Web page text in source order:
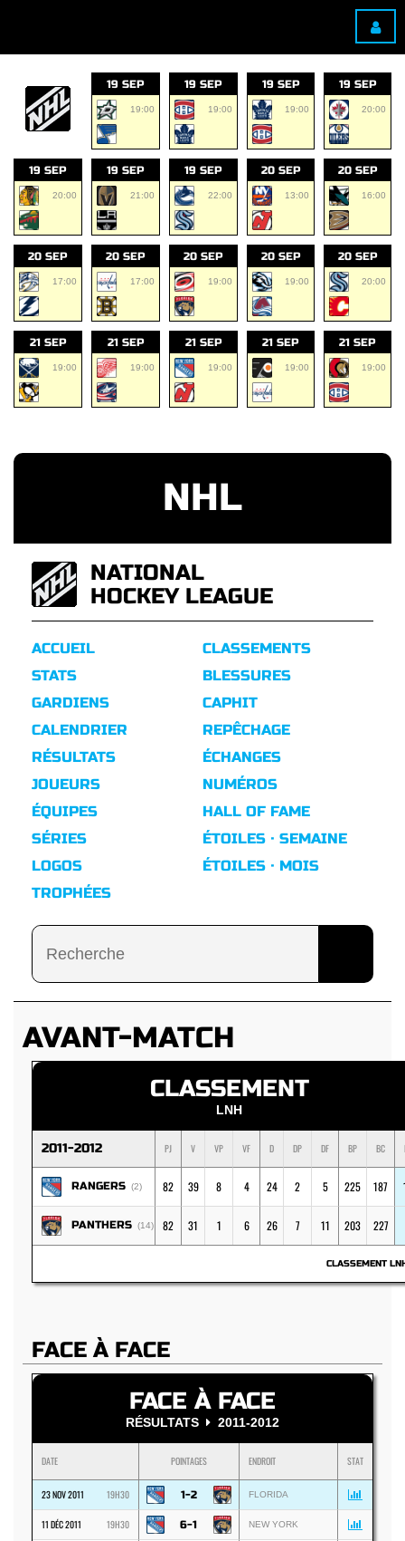
19 SEP
19:00
19 SEP
19:00
19 SEP
19:00
19 SEP
20:00
19 SEP
20:00
19 SEP
21:00
19 SEP
22:00
20 SEP
13:00
20 SEP
16:00
20 SEP
17:00
20 SEP
17:00
20 SEP
19:00
20 SEP
19:00
20 SEP
20:00
21 SEP
19:00
21 SEP
19:00
21 SEP
19:00
21 SEP
19:00
21 SEP
19:00
NHL
NATIONAL
HOCKEY LEAGUE
ACCUEIL
STATS
GARDIENS
CALENDRIER
RÉSULTATS
CLASSEMENTS
BLESSURES
CAPHIT
REPÊCHAGE
ÉCHANGES
JOUEURS
ÉQUIPES
SÉRIES
LOGOS
TROPHÉES
NUMÉROS
HALL OF FAME
ÉTOILES · SEMAINE
ÉTOILES · MOIS
AVANT-MATCH
CLASSEMENT
LNH
2011-2012 PJ V VP VF D DP DF BP BC
RANGERS (2) 82 39 8 4 24 2 5 225 187
PANTHERS (14) 82 31 1 6 26 7 11 203 227
CLASSEMENT
FACE À FACE
FACE À FACE
RÉSULTATS 2011-2012
DATE POINTAGES ENDROIT STAT
23 NOV 2011 19H30 1-2 FLORIDA
11 DÉC 2011 19H30 6-1 NEW YORK